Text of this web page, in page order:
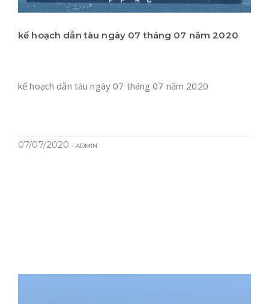
kế hoạch dẫn tàu ngày 07 tháng 07 năm 2020
kế hoạch dẫn tàu ngày 07 tháng 07 năm 2020
07/07/2020 - ADMIN